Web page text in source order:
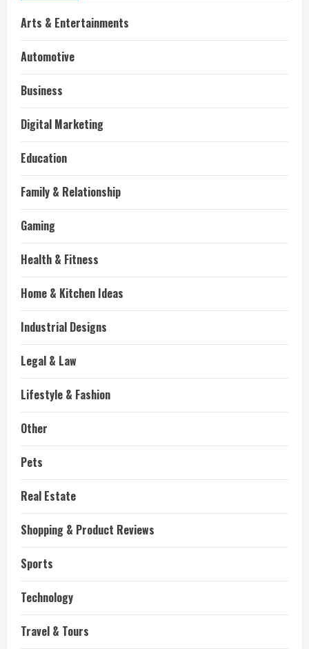
Arts & Entertainments
Automotive
Business
Digital Marketing
Education
Family & Relationship
Gaming
Health & Fitness
Home & Kitchen Ideas
Industrial Designs
Legal & Law
Lifestyle & Fashion
Other
Pets
Real Estate
Shopping & Product Reviews
Sports
Technology
Travel & Tours